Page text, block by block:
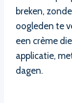
breken,
oogleden te
een crème
applicatie,
dagen.